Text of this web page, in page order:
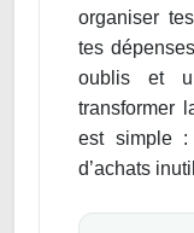
organiser
tes
oublis et
transformer
est simple :
d’achats